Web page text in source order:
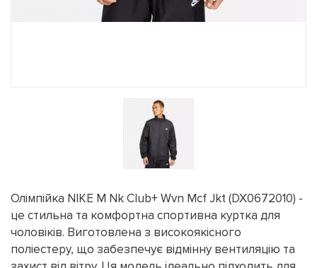
Олімпійка NIKE M Nk Club+ Wvn Mcf Jkt (DX0672010) -
це стильна та комфортна спортивна куртка для
чоловіків. Виготовлена з високоякісного
поліестеру, що забезпечує відмінну вентиляцію та